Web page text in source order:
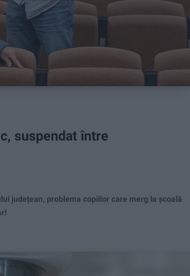
suspendat între
județean, problema copiilor care merg la școală